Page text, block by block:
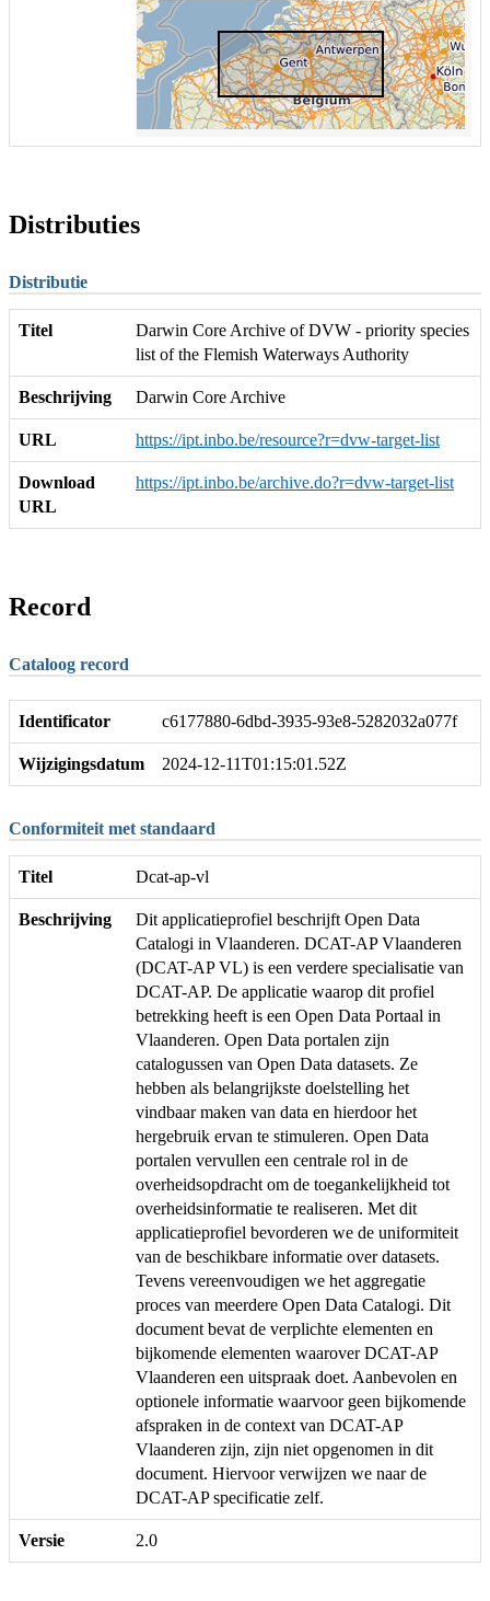
Distributies
Distributie
Titel
Darwin Core Archive of DVW - priority species
list of the Flemish Waterways Authority
Beschrijving Darwin Core Archive
URL https://ipt.inbo.be/resource?r=dvw-target-list
Download
URL
https://ipt.inbo.be/archive.do?r=dvw-target-list
Record
Cataloog record
Identificator c6177880-6dbd-3935-93e8-5282032a077f
Wijzigingsdatum 2024-12-11T01:15:01.52Z
Conformiteit met standaard
Titel Dcat-ap-vl
Beschrijving
Dit applicatieprofiel beschrijft Open Data
Catalogi in Vlaanderen. DCAT-AP Vlaanderen
(DCAT-AP VL) is een verdere specialisatie van
DCAT-AP. De applicatie waarop dit profiel
betrekking heeft is een Open Data Portaal in
Vlaanderen. Open Data portalen zijn
catalogussen van Open Data datasets. Ze
hebben als belangrijkste doelstelling het
vindbaar maken van data en hierdoor het
hergebruik ervan te stimuleren. Open Data
portalen vervullen een centrale rol in de
overheidsopdracht om de toegankelijkheid tot
overheidsinformatie te realiseren. Met dit
applicatieprofiel bevorderen we de uniformiteit
van de beschikbare informatie over datasets.
Tevens vereenvoudigen we het aggregatie
proces van meerdere Open Data Catalogi. Dit
document bevat de verplichte elementen en
bijkomende elementen waarover DCAT-AP
Vlaanderen een uitspraak doet. Aanbevolen en
optionele informatie waarvoor geen bijkomende
afspraken in de context van DCAT-AP
Vlaanderen zijn, zijn niet opgenomen in dit
document. Hiervoor verwijzen we naar de
DCAT-AP specificatie zelf.
Versie 2.0